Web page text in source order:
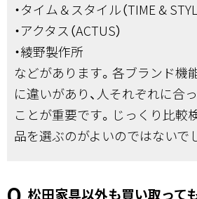
・タイム＆スタイル（TIME &
・アクタス（ACTUS）
・綾野製作所
などがあります。各ブランド機
に違いがあり、人それぞれに合
ことが重要です。じっくり比較
品を選ぶのがよいのではないで
松田家具以外も買い取って